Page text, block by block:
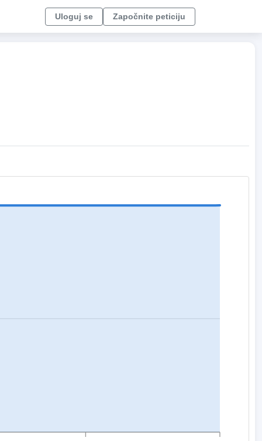
Uloguj se Započnite peticiju